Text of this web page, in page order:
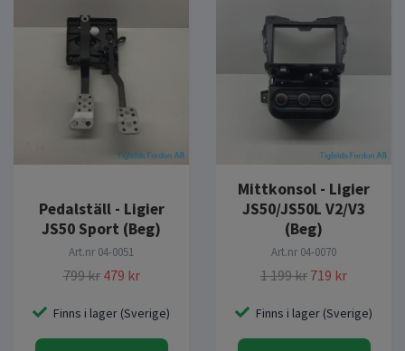
Pedalställ - Ligier
JS50 Sport (Beg)
Art.nr 04-0051
799 kr 479 kr
Finns i lager (Sverige)
Mittkonsol - Ligier
JS50/JS50L V2/V3
(Beg)
Art.nr 04-0070
1 199 kr 719 kr
Finns i lager (Sverige)